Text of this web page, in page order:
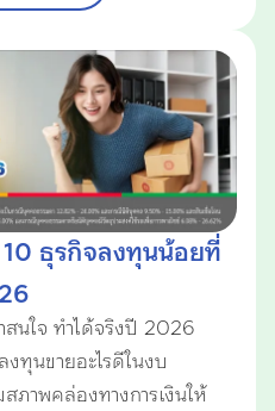
10 ธุรกิจลงทุนน้อยที่
นใจ ทำได้จริงปี 2026
ทุนขายอะไรดีในงบ
ภาพคล่องทางการเงินให้